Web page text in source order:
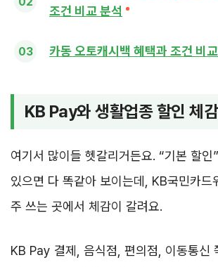
조건 비교 분석
카동 오토캐시백 혜택과 조건 비
KB Pay와 생활업종 할인 체감
여기서 많이들 헷갈리거든요. “기본 할인
있으면 다 똑같아 보이는데, KB국민카드
주 쓰는 곳에서 체감이 갈려요.
KB Pay 결제, 음식점, 편의점, 이동통신